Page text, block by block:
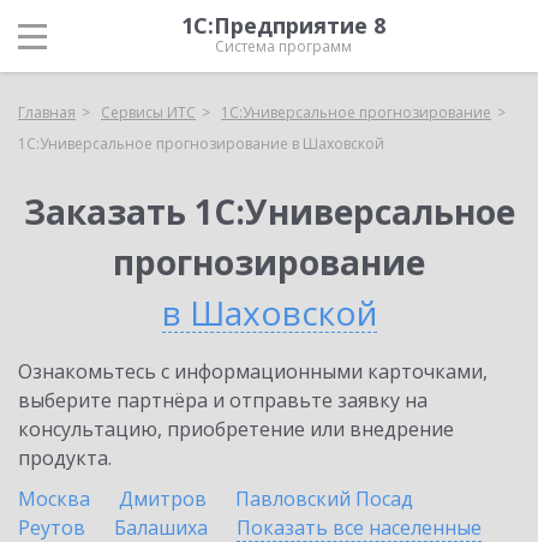
1С:Предприятие 8
Система программ
Главная Сервисы ИТС
1С:Универсальное прогнозирование
1С:Универсальное прогнозирование в Шаховской
Заказать 1С:Универсальное
прогнозирование
в Шаховской
Ознакомьтесь с информационными карточками,
выберите партнёра и отправьте заявку на
консультацию, приобретение или внедрение
продукта.
Москва
Дмитров
Павловский Посад
Реутов
Балашиха
Показать все населенные